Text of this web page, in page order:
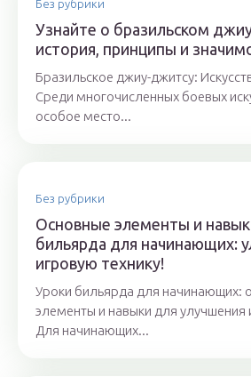
Без рубрики
Узнайте о бразильском
история, принципы и
Бразильское джиу-джитсу:
Среди многочисленных боевых
особое место...
Без рубрики
Основные элементы и
бильярда для начинающих:
игровую технику!
Уроки бильярда для начинающих:
элементы и навыки для улучшения
Для начинающих...